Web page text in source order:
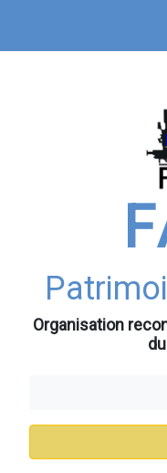
contenu
Organisation
principale